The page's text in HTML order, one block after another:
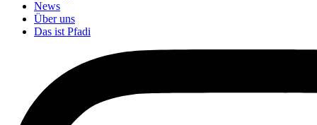
News
Über uns
Das ist Pfadi